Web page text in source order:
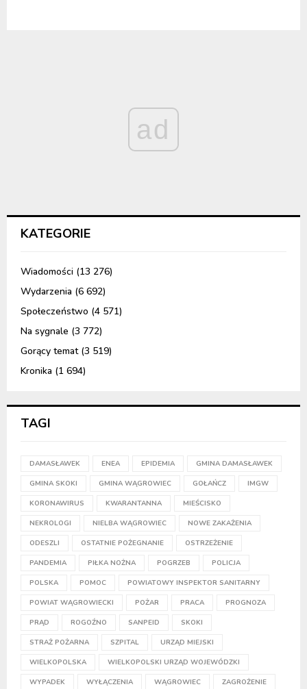
ad
KATEGORIE
Wiadomości (13 276)
Wydarzenia (6 692)
Społeczeństwo (4 571)
Na sygnale (3 772)
Gorący temat(3 519)
Kronika (1 694)
TAGI
DAMASŁAWEK ENEA EPIDEMIA GMINA DAMASŁAWEK
GMINA SKOKI GMINA WĄGROWIEC GOŁAŃCZ IMGW
KORONAWIRUS KWARANTANNA MIEŚCISKO
NEKROLOGI NIELBA WĄGROWIEC NOWE ZAKAŻENIA
ODESZLI OSTATNIE POŻEGNANIE OSTRZEŻENIE
PANDEMIA PIŁKA NOŻNA POGRZEB POLICJA
POLSKA POMOC POWIATOWY INSPEKTOR SANITARNY
POWIAT WĄGROWIECKI POŻAR PRACA PROGNOZA
PRĄD ROGOŹNO SANPEID SKOKI
STRAŻ POŻARNA SZPITAL URZĄD MIEJSKI
WIELKOPOLSKA WIELKOPOLSKI URZĄD WOJEWÓDZKI
WYPADEK WYŁĄCZENIA WĄGROWIEC ZAGROŻENIE